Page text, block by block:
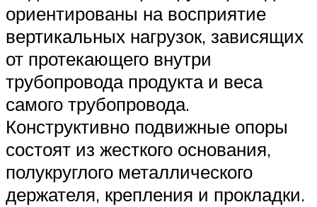
ориентированы на восприятие
вертикальных нагрузок, зависящих
от протекающего внутри
трубопровода продукта и веса
самого трубопровода.
Конструктивно подвижные опоры
состоят из жесткого основания,
полукруглого металлического
держателя, крепления и прокладки.